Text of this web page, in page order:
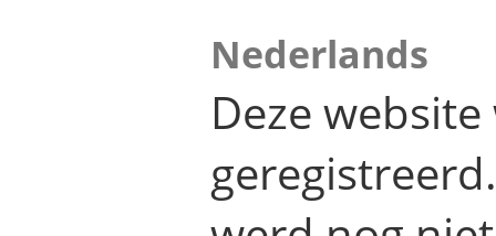
Nederlands
Deze